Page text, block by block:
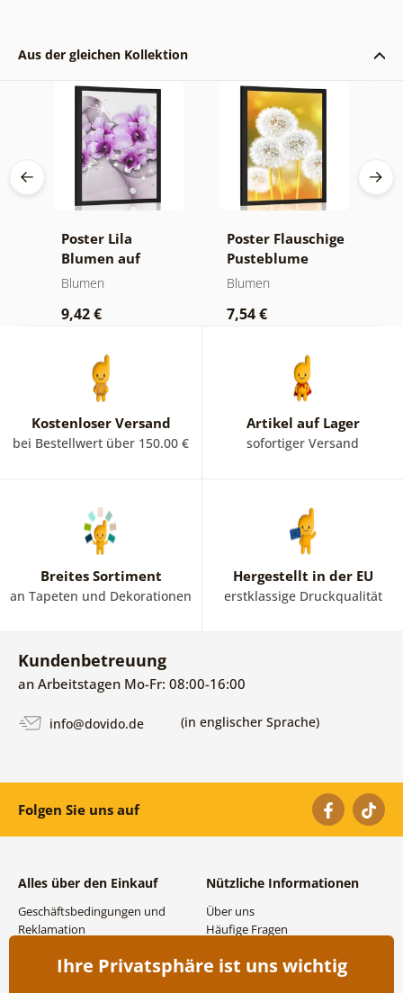
Aus der gleichen Kollektion
Poster Lila
Blumen auf
abstraktem
Blumen
9,42 €
Poster Flauschige
Pusteblume
Blumen
7,54 €
Kostenloser Versand
bei Bestellwert über 150.00 €
Artikel auf Lager
sofortiger Versand
Breites Sortiment
an Tapeten und Dekorationen
Hergestellt in der EU
erstklassige Druckqualität
Kundenbetreuung
an Arbeitstagen Mo-Fr: 08:00-16:00
info@dovido.de (in englischer Sprache)
Folgen Sie uns auf
Alles über den Einkauf
Geschäftsbedingungen und
Reklamation
Versand- und
Nützliche Informationen
Über uns
Häufige Fragen
Großhandel und
Ihre Privatsphäre ist uns wichtig